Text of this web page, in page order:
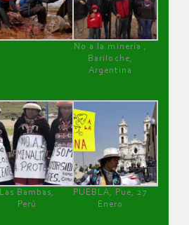
No a la minería ,
Bariloche,
Argentina
Las Bambas,
Perú
PUEBLA, Pue, 27
Enero